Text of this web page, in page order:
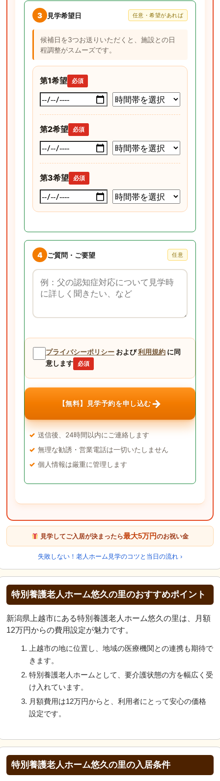
3 見学希望日 任意・希望があれば
候補日を3つお送りいただくと、施設との日
程調整がスムーズです。
第1希望 必須
第2希望 必須
第3希望 必須
4 ご質問・ご要望 任意
ご質問・ご要望
プライバシーポリシー および利用規約 に同
意します
必須
【無料】見学予約を申し込む→
送信後、24時間以内にご連絡します
無理な勧誘・営業電話は一切いたしません
個人情報は厳重に管理します
見学してご入居が決まったら最大5万円のお祝い金
失敗しない！老人ホーム見学のコツと当日の流れ ›
特別養護老人ホーム悠久の里のおすすめポイント
新潟県上越市にある特別養護老人ホーム悠久の里は、月額
12万円からの費用設定が魅力です。
上越市の地に位置し、地域の医療機関との連携も期待で
きます。
特別養護老人ホームとして、要介護状態の方を幅広く受
け入れています。
月額費用は12万円からと、利用者にとって安心の価格
設定です。
特別養護老人ホーム悠久の里の入居条件